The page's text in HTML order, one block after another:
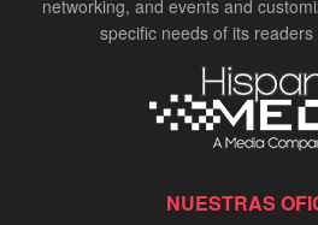
networking, and events and
specific needs of its
NUESTRAS